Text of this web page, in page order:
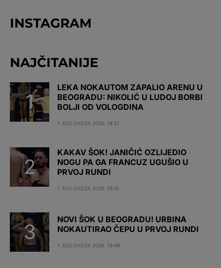
INSTAGRAM
NAJČITANIJE
LEKA NOKAUTOM ZAPALIO ARENU U
BEOGRADU: NIKOLIĆ U LUDOJ BORBI
BOLJI OD VOLOGDINA
1. KOLOVOZA 2026. 18:21
KAKAV ŠOK! JANIČIĆ OZLIJEDIO
NOGU PA GA FRANCUZ UGUŠIO U
PRVOJ RUNDI
1. KOLOVOZA 2026. 19:41
NOVI ŠOK U BEOGRADU! URBINA
NOKAUTIRAO ČEPU U PRVOJ RUNDI
1. KOLOVOZA 2026. 19:49